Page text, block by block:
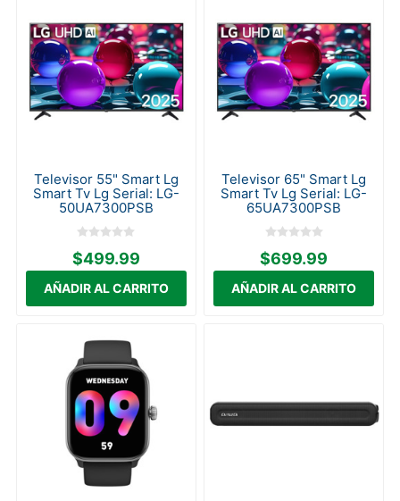
Televisor 55" Smart Lg
Smart Tv Lg Serial: LG-
50UA7300PSB
$499.99
Televisor 65" Smart Lg
Smart Tv Lg Serial: LG-
65UA7300PSB
$699.99